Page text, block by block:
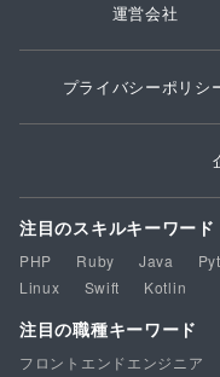
運営会社
プライバシーポリシ
注目のスキルキーワード
PHP Ruby Java
Linux
Swift Kotlin
注目の職種キーワード
フロントエンドエンジニア